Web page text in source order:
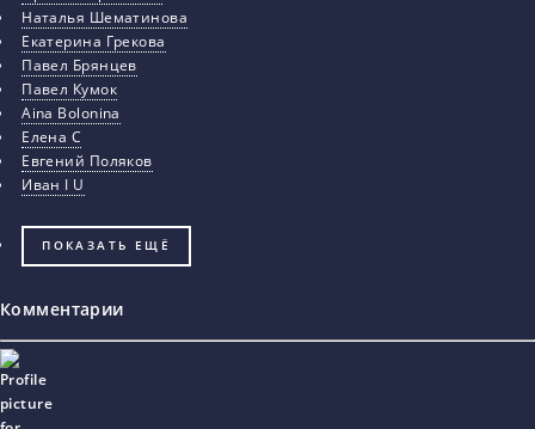
Наталья Шематинова
Екатерина Грекова
Павел Брянцев
Павел Кумок
Aina Bolonina
Елена С
Евгений Поляков
Иван I U
ПОКАЗАТЬ ЕЩЁ
Комментарии